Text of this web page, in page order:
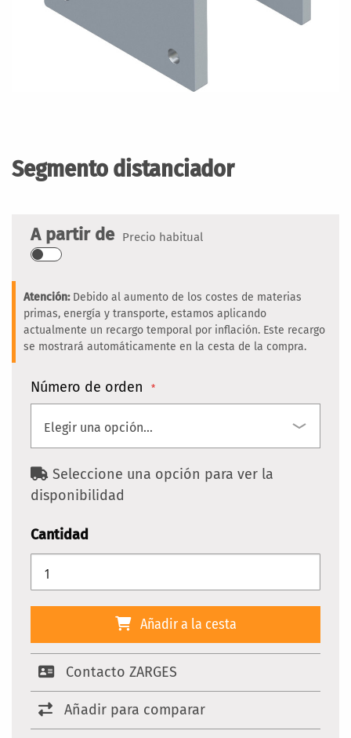
Segmento distanciador
A partir de Precio habitual
Atención:Debido al aumento de los costes de materias
primas, energía y transporte, estamos aplicando
actualmente un recargo temporal por inflación. Este recargo
se mostrará automáticamente en la cesta de la compra.
Número de orden
Seleccione una opción para ver la
disponibilidad
Cantidad
Añadir a la cesta
Contacto ZARGES
Añadir para comparar
de
imágenes